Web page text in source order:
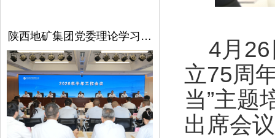
陕西地矿集团党委理论学习中心组召开第5次学习（扩大）会议
4月26
立75周
当”主题
出席会